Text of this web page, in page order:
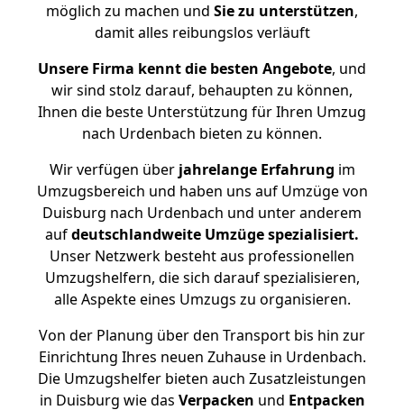
möglich zu machen und Sie zu unterstützen,
damit alles reibungslos verläuft
Unsere Firma kennt die besten Angebote, und
wir sind stolz darauf, behaupten zu können,
Ihnen die beste Unterstützung für Ihren Umzug
nach Urdenbach bieten zu können.
Wir verfügen überjahrelange Erfahrung im
Umzugsbereich und haben uns auf Umzüge von
Duisburg nach Urdenbach und unter anderem
aufdeutschlandweite Umzüge spezialisiert.
Unser Netzwerk besteht aus professionellen
Umzugshelfern, die sich darauf spezialisieren,
alle Aspekte eines Umzugs zu organisieren.
Von der Planung über den Transport bis hin zur
Einrichtung Ihres neuen Zuhause in Urdenbach.
Die Umzugshelfer bieten auch Zusatzleistungen
in Duisburg wie das Verpacken und Entpacken